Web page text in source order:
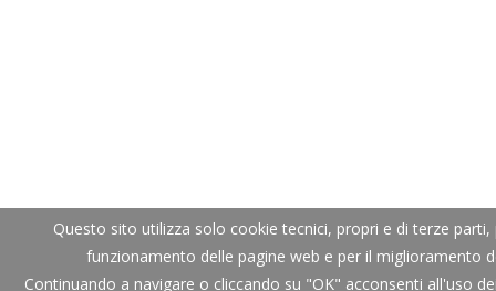
Questo sito utilizza solo cookie tecnici, propri e di terze
funzionamento delle pagine web e per il miglioramento
Continuando a navigare o cliccando su "OK" acconsenti all'uso